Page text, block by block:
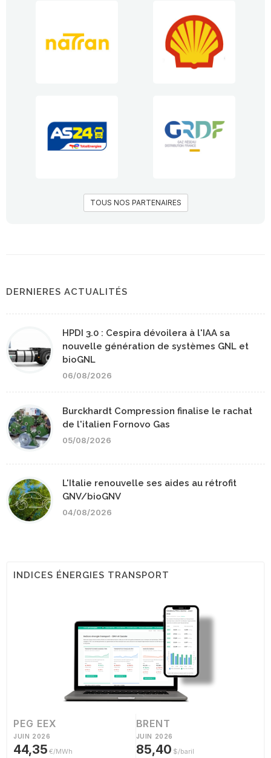
TOUS NOS PARTENAIRES
DERNIERES ACTUALITÉS
HPDI 3.0 : Cespira dévoilera à l'IAA sa
nouvelle génération de systèmes GNL et
bioGNL
06/08/2026
Burckhardt Compression finalise le rachat
de l'italien Fornovo Gas
05/08/2026
L'Italie renouvelle ses aides au rétrofit
GNV/bioGNV
04/08/2026
INDICES ÉNERGIES TRANSPORT
PEG EEX
JUIN 2026
44,35 €/MWh
BRENT
JUIN 2026
85,40 $/baril